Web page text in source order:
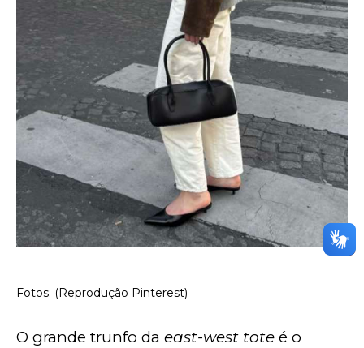
Fotos: (Reprodução Pinterest)
O grande trunfo da east-west tote é o